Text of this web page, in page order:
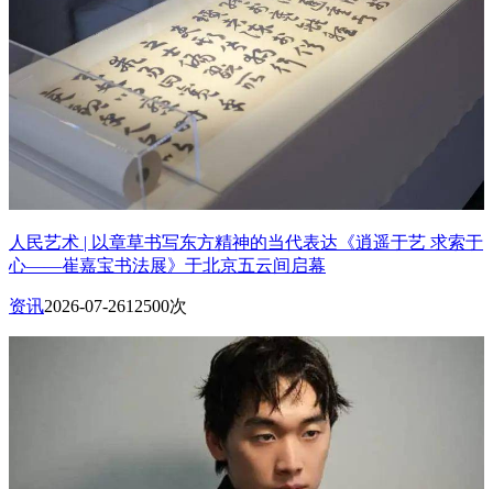
人民艺术 | 以章草书写东方精神的当代表达《逍遥于艺 求索于
心——崔嘉宝书法展》于北京五云间启幕
资讯2026-07-2612500次